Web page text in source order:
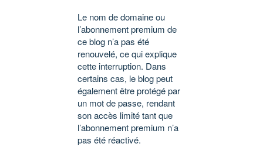
Le nom de domaine ou
l’abonnement premium de
ce blog n’a pas été
renouvelé, ce qui explique
cette interruption. Dans
certains cas, le blog peut
également être protégé par
un mot de passe, rendant
son accès limité tant que
l’abonnement premium n’a
pas été réactivé.